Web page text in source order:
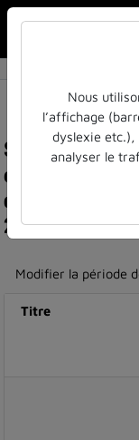
Statistiques de
c - curricula:
doctoral -
2025 (gee2025)
Modifier la période
Titre
Nous
l’affichage
dyslexie
analyser le